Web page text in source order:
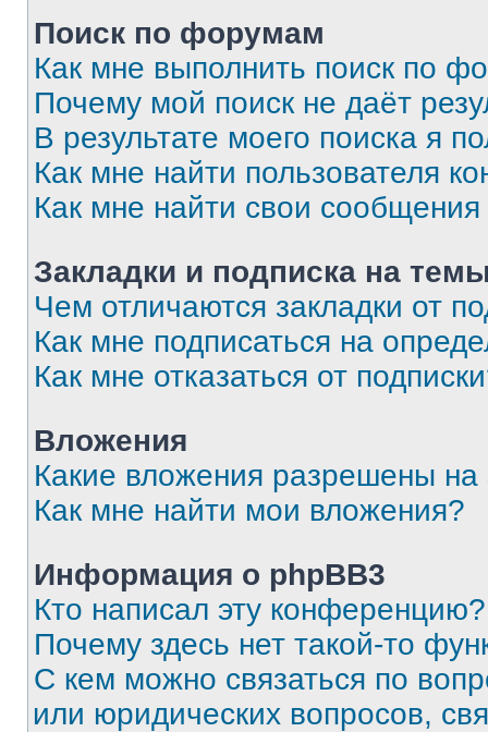
Поиск по форумам
Как мне выполнить поиск по
Почему мой поиск не даёт
В результате моего поиска я
Как мне найти пользователя
Как мне найти свои
Закладки и подписка на
Чем отличаются закладки от
Как мне подписаться на
Как мне отказаться от
Вложения
Какие вложения разрешены
Как мне найти мои вложения?
Информация о phpBB3
Кто написал эту конференцию?
Почему здесь нет такой-то
С кем можно связаться по
или юридических вопросов,